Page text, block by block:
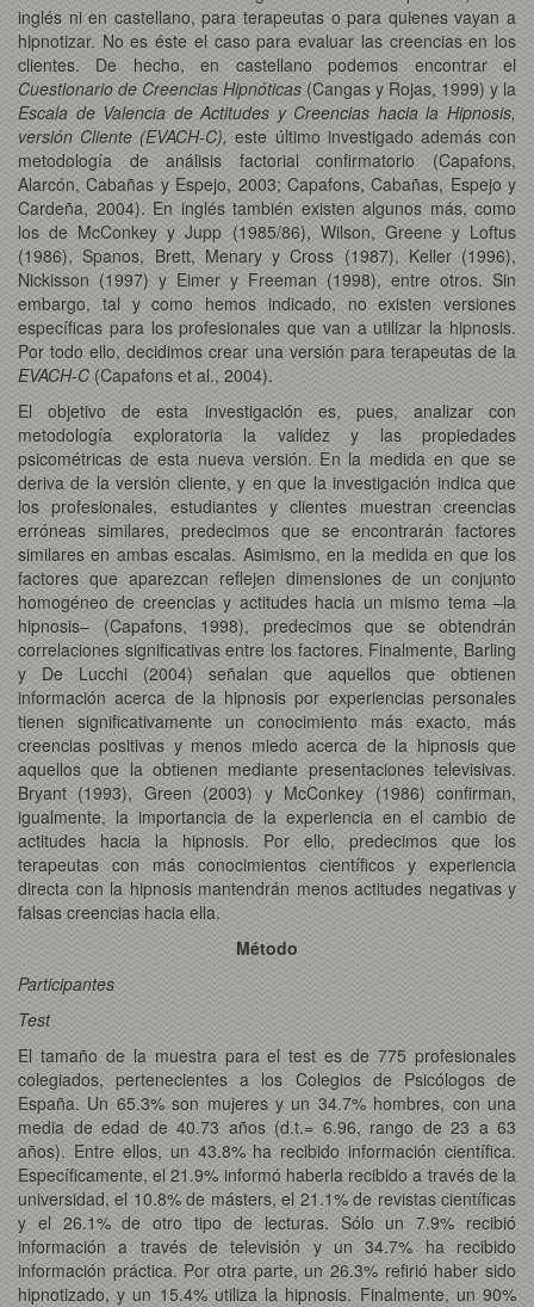
inglés ni en castellano, para terapeutas o para quienes vayan a
hipnotizar. No es éste el caso para evaluar las creencias en los
clientes. De hecho, en castellano podemos encontrar el
Cuestionario de Creencias Hipnóticas (Cangas y Rojas, 1999) y la
Escala de Valencia de Actitudes y Creencias hacia la Hipnosis,
versión Cliente (EVACH-C),este último investigado además con
metodología de análisis factorial confirmatorio (Capafons,
Alarcón, Cabañas y Espejo, 2003; Capafons, Cabañas, Espejo y
Cardeña, 2004). En inglés también existen algunos más, como
los de McConkey y Jupp (1985/86), Wilson, Greene y Loftus
(1986), Spanos, Brett, Menary y Cross (1987), Keller (1996),
Nickisson (1997) y Eimer y Freeman (1998), entre otros. Sin
embargo, tal y como hemos indicado, no existen versiones
específicas para los profesionales que van a utilizar la hipnosis.
Por todo ello, decidimos crear una versión para terapeutas de la
EVACH-C (Capafons et al., 2004).
El objetivo de esta investigación es, pues, analizar con
metodología exploratoria la validez y las propiedades
psicométricas de esta nueva versión. En la medida en que se
deriva de la versión cliente, y en que la investigación indica que
los profesionales, estudiantes y clientes muestran creencias
erróneas similares, predecimos que se encontrarán factores
similares en ambas escalas. Asimismo, en la medida en que los
factores que aparezcan reflejen dimensiones de un conjunto
homogéneo de creencias y actitudes hacia un mismo tema –la
hipnosis– (Capafons, 1998), predecimos que se obtendrán
correlaciones significativas entre los factores. Finalmente, Barling
y De Lucchi (2004) señalan que aquellos que obtienen
información acerca de la hipnosis por experiencias personales
tienen significativamente un conocimiento más exacto, más
creencias positivas y menos miedo acerca de la hipnosis que
aquellos que la obtienen mediante presentaciones televisivas.
Bryant (1993), Green (2003) y McConkey (1986) confirman,
igualmente, la importancia de la experiencia en el cambio de
actitudes hacia la hipnosis. Por ello, predecimos que los
terapeutas con más conocimientos científicos y experiencia
directa con la hipnosis mantendrán menos actitudes negativas y
falsas creencias hacia ella.
Método
Participantes
Test
El tamaño de la muestra para el test es de 775 profesionales
colegiados, pertenecientes a los Colegios de Psicólogos de
España. Un 65.3% son mujeres y un 34.7% hombres, con una
media de edad de 40.73 años (d.t.= 6.96, rango de 23 a 63
años). Entre ellos, un 43.8% ha recibido información científica.
Específicamente, el 21.9% informó haberla recibido a través de la
universidad, el 10.8% de másters, el 21.1% de revistas científicas
y el 26.1% de otro tipo de lecturas. Sólo un 7.9% recibió
información a través de televisión y un 34.7% ha recibido
información práctica. Por otra parte, un 26.3% refirió haber sido
hipnotizado, y un 15.4% utiliza la hipnosis. Finalmente, un 90%